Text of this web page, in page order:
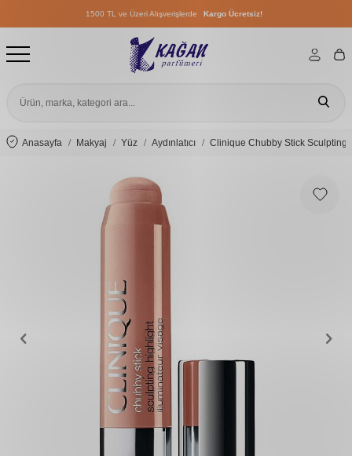
1500 TL ve Üzeri Alışverişlerde Kargo Ücretsiz!
1500 TL ve Üzeri Alışverişlerde
1500 TL ve Üzeri Alışverişlerde
Anasayfa Makyaj Yüz Aydınlatıcı Clinique Chubby Stick Sculpting